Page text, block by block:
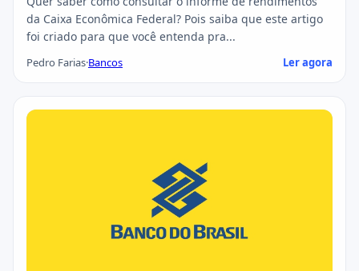
da Caixa Econômica Federal? Pois saiba que este artigo
foi criado para que você entenda pra...
Pedro Farias·Bancos Ler agora